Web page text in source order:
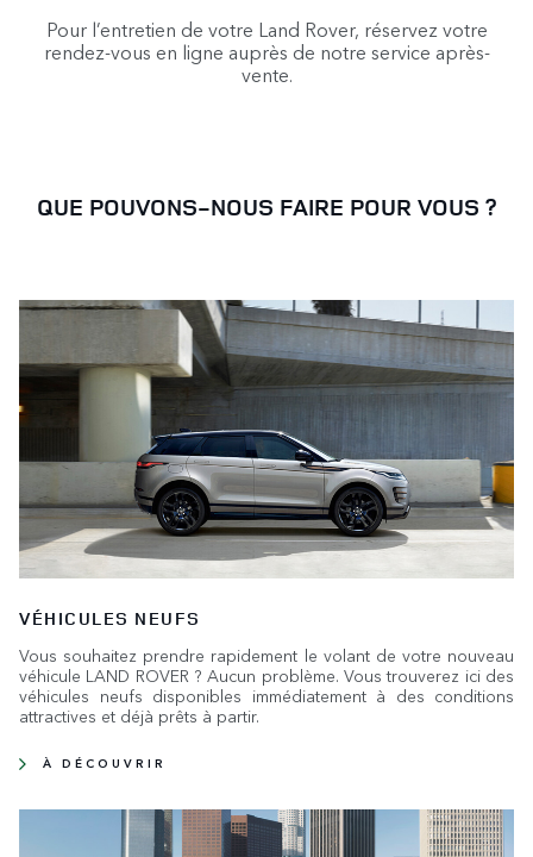
Pour l’entretien de votre Land Rover, réservez votre
rendez-vous en ligne auprès de notre service après-
vente.
QUE POUVONS-NOUS FAIRE POUR VOUS ?
VÉHICULES NEUFS
Vous souhaitez prendre rapidement le volant de votre nouveau
véhicule LAND ROVER ? Aucun problème. Vous trouverez ici des
véhicules neufs disponibles immédiatement à des conditions
attractives et déjà prêts à partir.
À DÉCOUVRIR